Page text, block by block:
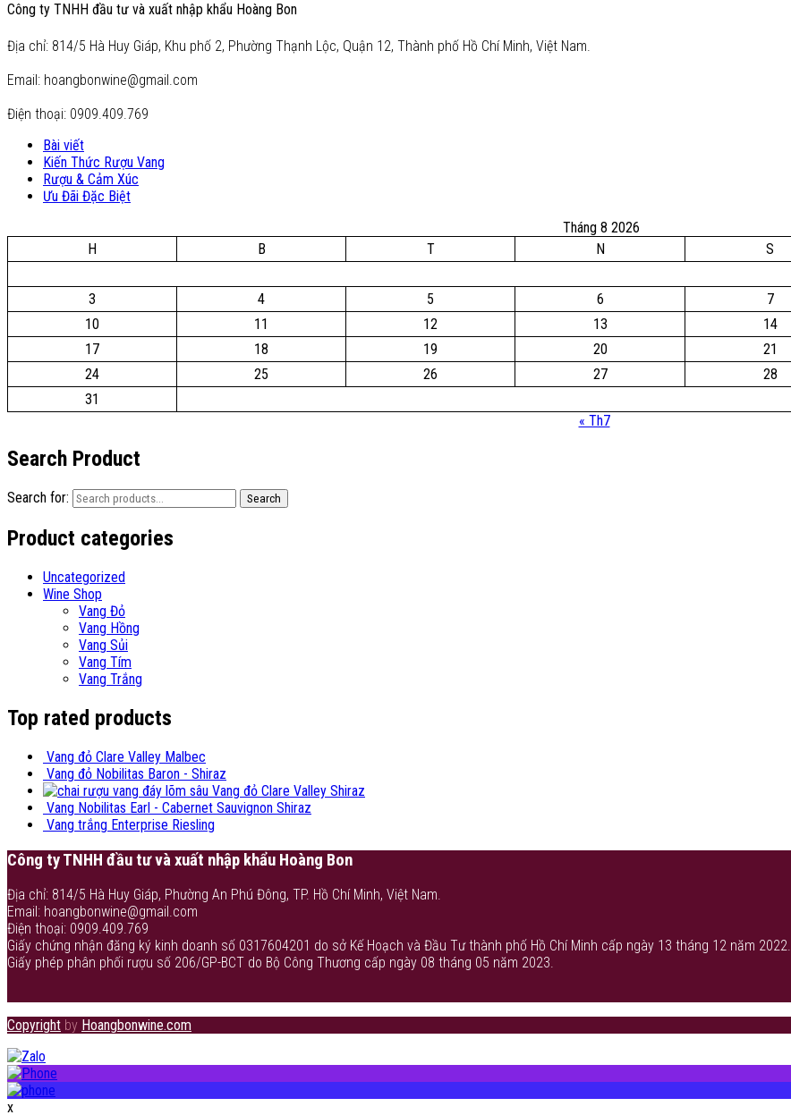
Công ty TNHH đầu tư và xuất nhập khẩu Hoàng Bon
Địa chỉ: 814/5 Hà Huy Giáp, Khu phố 2, Phường Thạnh Lộc, Quận 12, Thành phố Hồ Chí Minh, Việt Nam.
Email: hoangbonwine@gmail.com
Điện thoại: 0909.409.769
Bài viết
Kiến Thức Rượu Vang
Rượu & Cảm Xúc
Ưu Đãi Đặc Biệt
Tháng 8 2026
H
B T N S
3
4 5 6 7
10
11 12 13 14
17
18 19 20 21
24
25 26 27 28
31
« Th7
Search Product
Search for: Search
Product categories
Uncategorized
Wine Shop
Vang Đỏ
Vang Hồng
Vang Sủi
Vang Tím
Vang Trắng
Top rated products
Vang đỏ Clare Valley Malbec
Vang đỏ Nobilitas Baron - Shiraz
Vang đỏ Clare Valley Shiraz
Vang Nobilitas Earl - Cabernet Sauvignon Shiraz
Vang trắng Enterprise Riesling
Công ty TNHH đầu tư và xuất nhập khẩu Hoàng Bon
Địa chỉ: 814/5 Hà Huy Giáp, Phường An Phú Đông, TP. Hồ Chí Minh, Việt Nam.
Email: hoangbonwine@gmail.com
Điện thoại: 0909.409.769
Giấy chứng nhận đăng ký kinh doanh số 0317604201 do sở Kế Hoạch và Đầu Tư thành phố Hồ Chí Minh cấp ngày 13 tháng 12 năm 2022.
Giấy phép phân phối rượu số 206/GP-BCT do Bộ Công Thương cấp ngày 08 tháng 05 năm 2023.
Copyright by Hoangbonwine.com
x